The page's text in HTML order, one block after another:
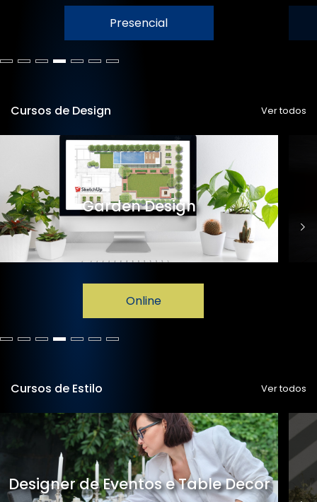
Presencial
Cursos de Design Ver todos
Garden Design
Online
Cursos de Estilo Ver todos
Designer de Eventos e Table Decor